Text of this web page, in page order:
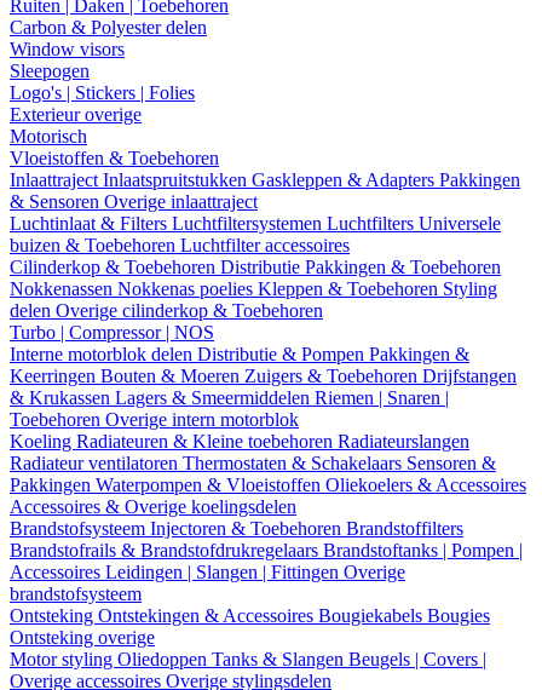
Ruiten | Daken | Toebehoren
Carbon & Polyester delen
Window visors
Sleepogen
Logo's | Stickers | Folies
Exterieur overige
Motorisch
Vloeistoffen & Toebehoren
Inlaattraject Inlaatspruitstukken Gaskleppen & Adapters Pakkingen
& Sensoren Overige inlaattraject
Luchtinlaat & Filters Luchtfiltersystemen Luchtfilters Universele
buizen & Toebehoren Luchtfilter accessoires
Cilinderkop & Toebehoren Distributie Pakkingen & Toebehoren
Nokkenassen Nokkenas poelies Kleppen & Toebehoren Styling
delen Overige cilinderkop & Toebehoren
Turbo | Compressor | NOS
Interne motorblok delen Distributie & Pompen Pakkingen &
Keerringen Bouten & Moeren Zuigers & Toebehoren Drijfstangen
& Krukassen Lagers & Smeermiddelen Riemen | Snaren |
Toebehoren Overige intern motorblok
Koeling Radiateuren & Kleine toebehoren Radiateurslangen
Radiateur ventilatoren Thermostaten & Schakelaars Sensoren &
Pakkingen Waterpompen & Vloeistoffen Oliekoelers & Accessoires
Accessoires & Overige koelingsdelen
Brandstofsysteem Injectoren & Toebehoren Brandstoffilters
Brandstofrails & Brandstofdrukregelaars Brandstoftanks | Pompen |
Accessoires Leidingen | Slangen | Fittingen Overige
brandstofsysteem
Ontsteking Ontstekingen & Accessoires Bougiekabels Bougies
Ontsteking overige
Motor styling Oliedoppen Tanks & Slangen Beugels | Covers |
Overige accessoires Overige stylingsdelen